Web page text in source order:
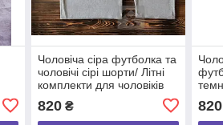
Чоловіча сіра футболка та
чоловічі сірі шорти/ Літні
комплекти для чоловіків
820₴ 820